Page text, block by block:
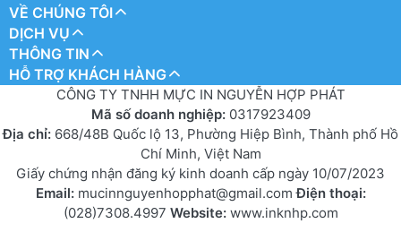
VỀ CHÚNG TÔI
DỊCH VỤ
THÔNG TIN
HỖ TRỢ KHÁCH HÀNG
CÔNG TY TNHH MỰC IN NGUYỄN HỢP PHÁT
Mã số doanh nghiệp: 0317923409
Địa chỉ: 668/48B Quốc lộ 13, Phường Hiệp Bình, Thành phố Hồ
Chí Minh, Việt Nam
Giấy chứng nhận đăng ký kinh doanh cấp ngày 10/07/2023
Email: mucinnguyenhopphat@gmail.comĐiện thoại:
(028)7308.4997 Website: www.inknhp.com